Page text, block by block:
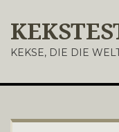
KEKSE, DIE DIE